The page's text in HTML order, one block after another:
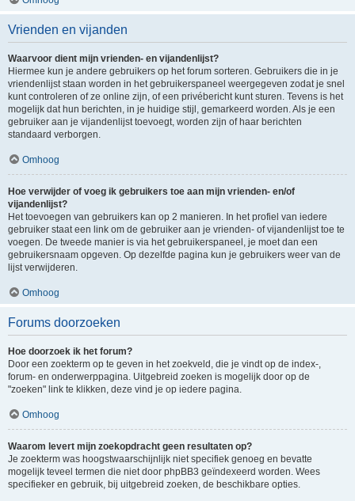
Vrienden en vijanden
Waarvoor dient mijn vrienden- en vijandenlijst?
Hiermee kun je andere gebruikers op het forum sorteren. Gebruikers die in je
vriendenlijst staan worden in het gebruikerspaneel weergegeven zodat je snel
kunt controleren of ze online zijn, of een privébericht kunt sturen. Tevens is het
mogelijk dat hun berichten, in je huidige stijl, gemarkeerd worden. Als je een
gebruiker aan je vijandenlijst toevoegt, worden zijn of haar berichten
standaard verborgen.
Omhoog
Hoe verwijder of voeg ik gebruikers toe aan mijn vrienden- en/of
vijandenlijst?
Het toevoegen van gebruikers kan op 2 manieren. In het profiel van iedere
gebruiker staat een link om de gebruiker aan je vrienden- of vijandenlijst toe te
voegen. De tweede manier is via het gebruikerspaneel, je moet dan een
gebruikersnaam opgeven. Op dezelfde pagina kun je gebruikers weer van de
lijst verwijderen.
Omhoog
Forums doorzoeken
Hoe doorzoek ik het forum?
Door een zoekterm op te geven in het zoekveld, die je vindt op de index-,
forum- en onderwerppagina. Uitgebreid zoeken is mogelijk door op de
"zoeken" link te klikken, deze vind je op iedere pagina.
Omhoog
Waarom levert mijn zoekopdracht geen resultaten op?
Je zoekterm was hoogstwaarschijnlijk niet specifiek genoeg en bevatte
mogelijk teveel termen die niet door phpBB3 geïndexeerd worden. Wees
specifieker en gebruik, bij uitgebreid zoeken, de beschikbare opties.